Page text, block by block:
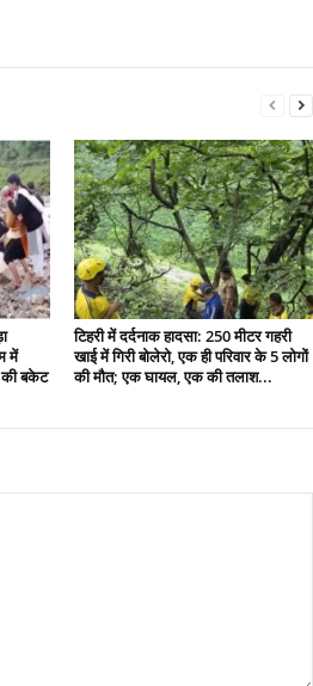
में
बकेट
टिहरी में दर्दनाक हादसा: 250 मीटर गहरी
खाई में गिरी बोलेरो, एक ही परिवार के 5 लोगों
की मौत; एक घायल, एक की तलाश...